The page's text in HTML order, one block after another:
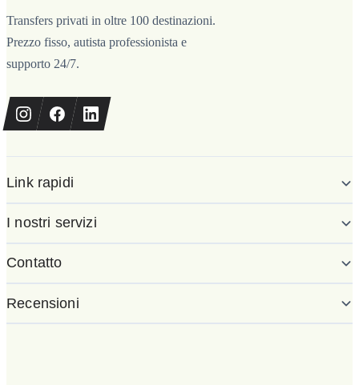
Transfers privati in oltre 100 destinazioni.
Prezzo fisso, autista professionista e
supporto 24/7.
Link rapidi
I nostri servizi
Contatto
Recensioni